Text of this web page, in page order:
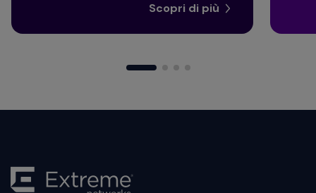
Scopri di più